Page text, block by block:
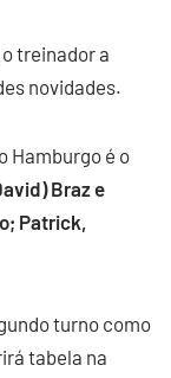
treinador a
novidades.
Hamburgo é o
Braz e
Patrick,
turno como
tabela na